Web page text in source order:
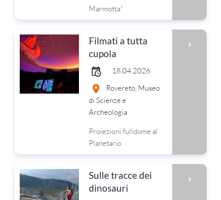
Marmotta"
Filmati a tutta
cupola
18.04.2026
Rovereto, Museo
di Scienze e
Archeologia
Proiezioni fulldome al
Planetario
Sulle tracce dei
dinosauri